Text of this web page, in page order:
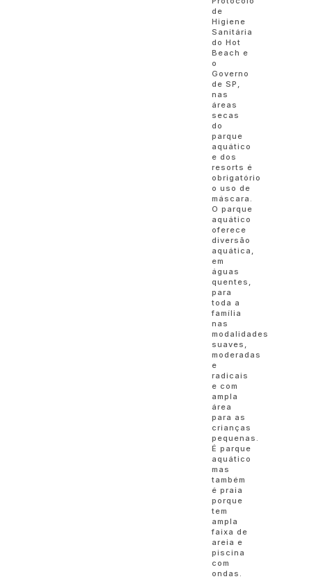
de
Higiene
Sanitária
do Hot
Beach e
o
Governo
de SP,
nas
áreas
secas
do
parque
aquático
e dos
resorts é
obrigatório
o uso de
máscara.
O parque
aquático
oferece
diversão
aquática,
em
águas
quentes,
para
toda a
família
nas
modalidades
suaves,
moderadas
e
radicais
e com
ampla
área
para as
crianças
pequenas.
É parque
aquático
mas
também
é praia
porque
tem
ampla
faixa de
areia e
piscina
com
ondas.